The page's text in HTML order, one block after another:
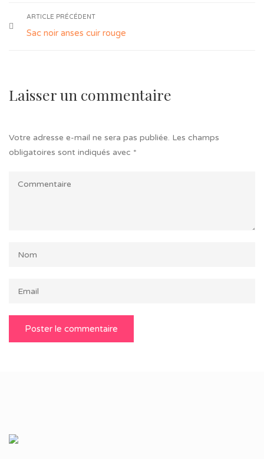
ARTICLE PRÉCÉDENT
Sac noir anses cuir rouge
Laisser un commentaire
Votre adresse e-mail ne sera pas publiée. Les champs
obligatoires sont indiqués avec *